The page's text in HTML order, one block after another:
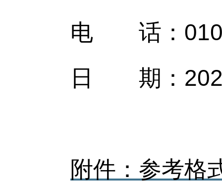
电 话：010-
日 期：
附件：参考格